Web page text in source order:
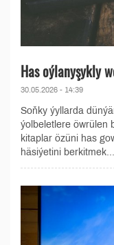
Has oýlanyşykly
30.05.2026 - 14:39
Soňky ýyllarda
ýolbeletlere öwrülen
kitaplar özüni has
häsiýetini berkitmek...